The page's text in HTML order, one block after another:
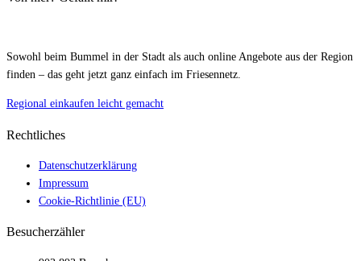
Sowohl beim Bummel in der Stadt als auch online Angebote aus der Region
finden – das geht jetzt ganz einfach im Friesennetz.
Regional einkaufen leicht gemacht
Rechtliches
Datenschutzerklärung
Impressum
Cookie-Richtlinie (EU)
Besucherzähler